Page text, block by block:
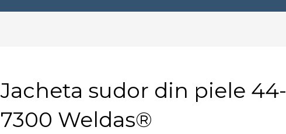
Jacheta sudor din piele 44-
7300 Weldas®